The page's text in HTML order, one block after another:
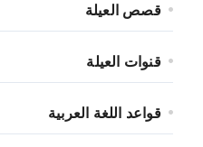
قصص العيلة
قنوات العيلة
قواعد اللغة العربية